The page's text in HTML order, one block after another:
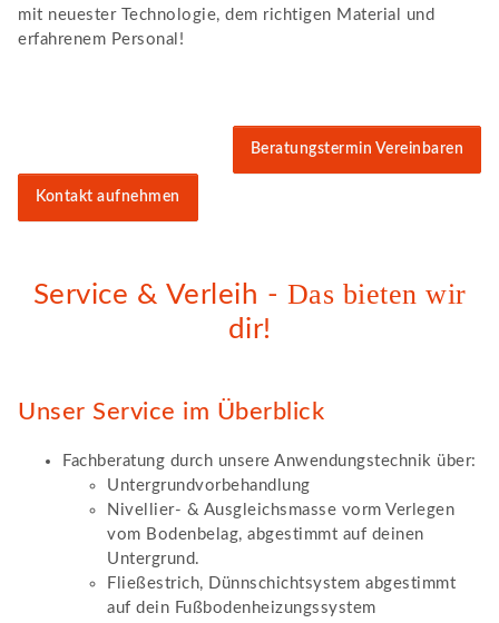
mit neuester Technologie, dem richtigen Material und
erfahrenem Personal!
Beratungstermin Vereinbaren
Kontakt aufnehmen
Service & Verleih - Das bieten wir
dir!
Unser Service im Überblick
Fachberatung durch unsere Anwendungstechnik über:
Untergrundvorbehandlung
Nivellier- & Ausgleichsmasse vorm Verlegen
vom Bodenbelag, abgestimmt auf deinen
Untergrund.
Fließestrich, Dünnschichtsystem abgestimmt
auf dein Fußbodenheizungssystem